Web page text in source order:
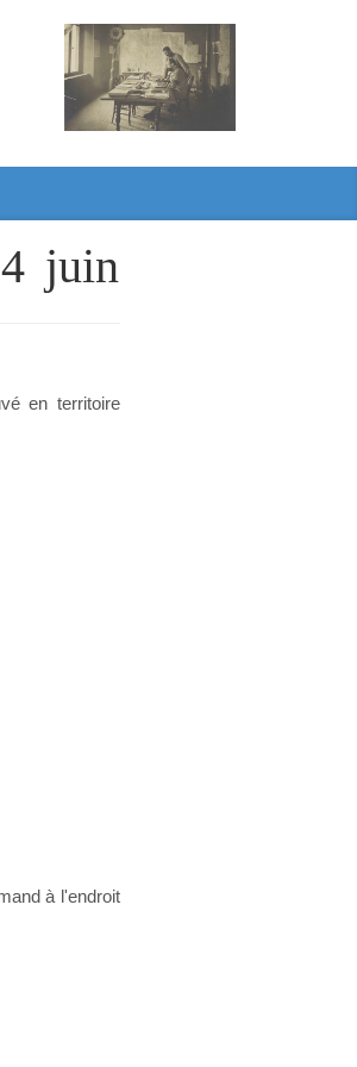
juin
en territoire
à l'endroit